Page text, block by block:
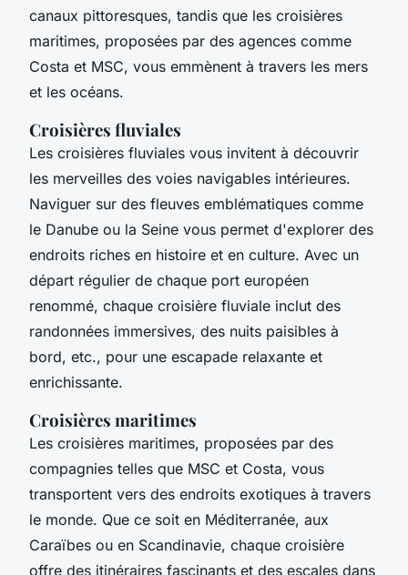
canaux pittoresques, tandis que les croisières
maritimes, proposées par des agences comme
Costa et MSC, vous emmènent à travers les mers
et les océans.
Croisières fluviales
Les croisières fluviales vous invitent à découvrir
les merveilles des voies navigables intérieures.
Naviguer sur des fleuves emblématiques comme
le Danube ou la Seine vous permet d'explorer des
endroits riches en histoire et en culture. Avec un
départ régulier de chaque port européen
renommé, chaque croisière fluviale inclut des
randonnées immersives, des nuits paisibles à
bord, etc., pour une escapade relaxante et
enrichissante.
Croisières maritimes
Les croisières maritimes, proposées par des
compagnies telles que MSC et Costa, vous
transportent vers des endroits exotiques à travers
le monde. Que ce soit en Méditerranée, aux
Caraïbes ou en Scandinavie, chaque croisière
offre des itinéraires fascinants et des escales dans